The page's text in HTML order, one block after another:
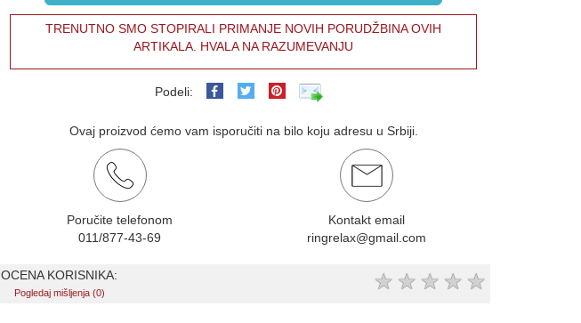
TRENUTNO SMO STOPIRALI PRIMANJE NOVIH PORUDŽBINA OVIH
ARTIKALA. HVALA NA RAZUMEVANJU
Podeli:
Ovaj proizvod ćemo vam isporučiti na bilo koju adresu u Srbiji.
Poručite telefonom
011/877-43-69
Kontakt email
ringrelax@gmail.com
OCENA KORISNIKA:
Pogledaj mišljenja (0) ★ ★ ★ ★ ★